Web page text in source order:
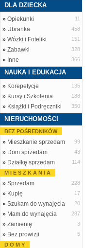
DLA DZIECKA
» Opiekunki 11
» Ubranka 458
» Wózki i Foteliki 151
» Zabawki 328
» Inne 366
NAUKA I EDUKACJA
» Korepetycje 135
» Kursy i Szkolenia 188
» Książki i Podręczniki 350
NIERUCHOMOŚCI
BEZ POŚREDNIKÓW
» Mieszkanie sprzedam 99
» Dom sprzedam 43
» Działkę sprzedam
114
M I E S Z K A N I A
» Sprzedam 228
» Kupię 17
» Szukam do wynajęcia 20
» Mam do wynajęcia 287
» Zamienię 3
» Bez prowizji
5
D O M Y